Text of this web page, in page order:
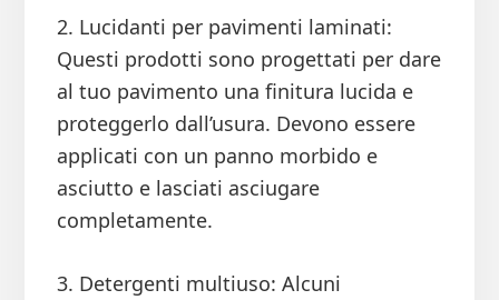
2. Lucidanti per pavimenti laminati:
Questi prodotti sono progettati per dare
al tuo pavimento una finitura lucida e
proteggerlo dall’usura. Devono essere
applicati con un panno morbido e
asciutto e lasciati asciugare
completamente.
3. Detergenti multiuso: Alcuni